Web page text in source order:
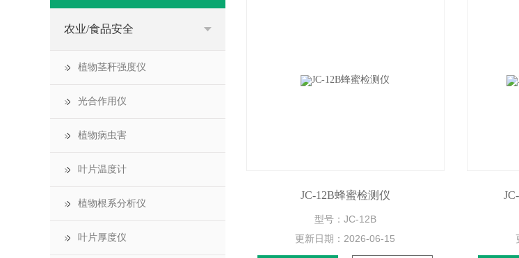
农业/食品安全
植物茎秆强度仪
光合作用仪
植物病虫害
叶片温度计
植物根系分析仪
叶片厚度仪
JC-12B蜂蜜检测仪
型号：JC-12B
更新日期： 2026-06-15